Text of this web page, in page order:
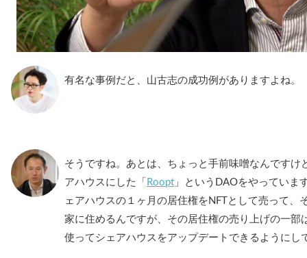
有名な事例だと、山古志の成功例がありますよね。
そうですね。あとは、ちょっと手前味噌なんですけ
アハウスにした「 Roopt 」というDAOをやっていま
ェアハウスの１ヶ月の居住権をNFTとして売って、
家に住めるんですが、その居住権の売り上げの一部
使ってシェアハウスをアップデートできるようにし